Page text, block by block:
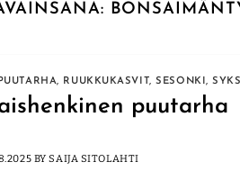
PUUTARHA, RUUKKUKASVIT,SESONKI,
puutarha
BYSAIJA SITOLAHTI